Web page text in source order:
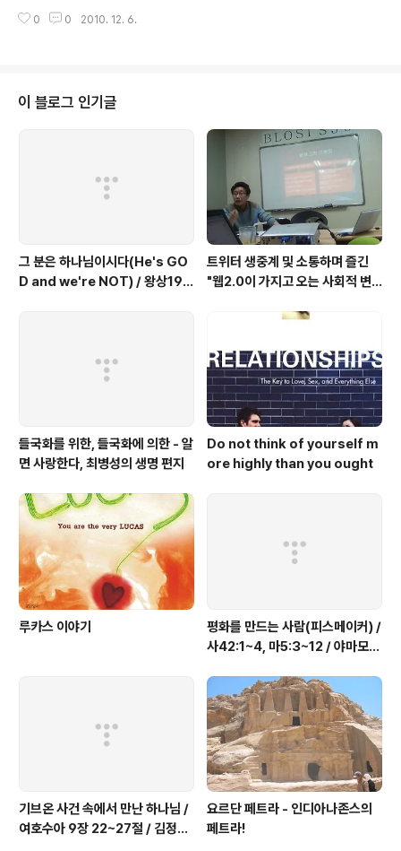
있을 것이다! 라는 생각 예수 -> 신의 자녀의 권리를 포기
그가 나를 보내셨음이라 하시니 -요7:29 다 같은 신령한 음료를 마셨으니 이는
함께 있으매 어떤 사람도 너를 대적하여 해롭게 할 자가 없을 것이니 -행18:10
2. 흘러넘침의 단계로 나아가자 목마름의 채움(만족) -..
0 0 2010. 12. 6.
이 블로그 인기글
그 분은 하나님이시다(He's GO
D and we're NOT) / 왕상19:1
트위터 생중계 및 소통하며 즐긴
"웹2.0이 가지고 오는 사회적 변
들국화를 위한, 들국화에 의한 - 알
면 사랑한다, 최병성의 생명 편지
Do not think of yourself m
ore highly than you ought
루카스 이야기
평화를 만드는 사람(피스메이커) /
사42:1~4, 마5:3~12 / 야마모토
기브온 사건 속에서 만난 하나님 /
여호수아 9장 22~27절 / 김정수
요르단 페트라 - 인디아나존스의
페트라!